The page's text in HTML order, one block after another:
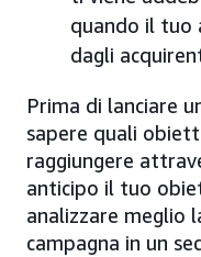
quando il tuo
dagli
Prima di lanciare
sapere quali
raggiungere
anticipo il tuo
analizzare meglio
campagna in un